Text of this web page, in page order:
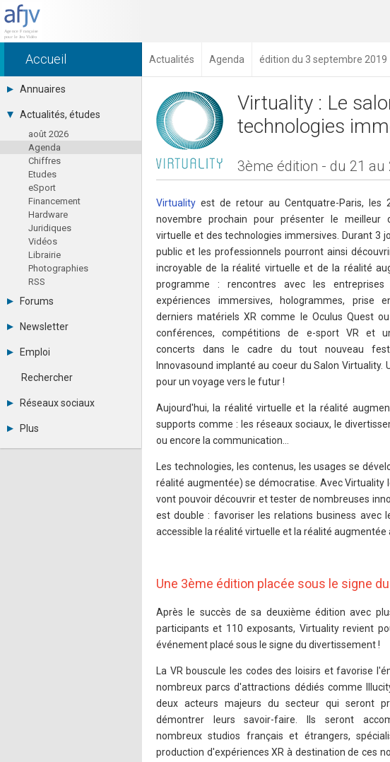
Accueil Actualités Agenda édition du 3 septembre 2019
Annuaires
Toutes les sociétés (691)
Studios (418)
Editeurs (49)
Distributeurs (16)
Hard. / Accessoires (10)
Middlewares (15)
Prestataires (99)
Assoc. / Syndicats (21)
Formations / Ecoles (46)
Presse spécialisée (17)
Actualités, études
août 2026
Agenda
Chiffres
Etudes
eSport
Financement
Hardware
Juridiques
Vidéos
Librairie
Photographies
RSS
Forums
Tous les forums
Se connecter
Messages privés
Contacter un modérateur
Newsletter
Archives
Abonnement
Emploi
Consulter les annonces
Observatoire de l'emploi
Rechercher
Réseaux sociaux
LinkedIn
Plus
Annonceurs
Virtuality : Le
technologies
3ème édition - du 21
Virtuality est de retour au Centquatre-Paris, les
novembre prochain pour présenter le meilleur
virtuelle et des technologies immersives. Durant 3
public et les professionnels pourront ainsi
incroyable de la réalité virtuelle et de la réalité
programme : rencontres avec les entreprises
expériences immersives, hologrammes, prise
derniers matériels XR comme le Oculus Quest ou
conférences, compétitions de e-sport VR et
concerts dans le cadre du tout nouveau
Innovasound implanté au coeur du Salon Virtuality.
pour un voyage vers le futur !
Aujourd'hui, la réalité virtuelle et la réalité
supports comme : les réseaux sociaux, le
ou encore la communication…
Les technologies, les contenus, les usages se
réalité augmentée) se démocratise. Avec Virtuality
vont pouvoir découvrir et tester de nombreuses
est double : favoriser les relations business avec
accessible la réalité virtuelle et la réalité augmentée
Une 3ème édition placée sous le signe
Après le succès de sa deuxième édition avec
participants et 110 exposants, Virtuality revient
événement placé sous le signe du divertissement !
La VR bouscule les codes des loisirs et favorise
nombreux parcs d'attractions dédiés comme
deux acteurs majeurs du secteur qui seront
démontrer leurs savoir-faire. Ils seront
nombreux studios français et étrangers,
production d'expériences XR à destination de ces